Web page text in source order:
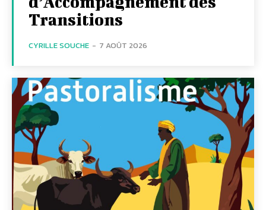
Transitions
CYRILLE SOUCHE - 7 AOÛT 2026